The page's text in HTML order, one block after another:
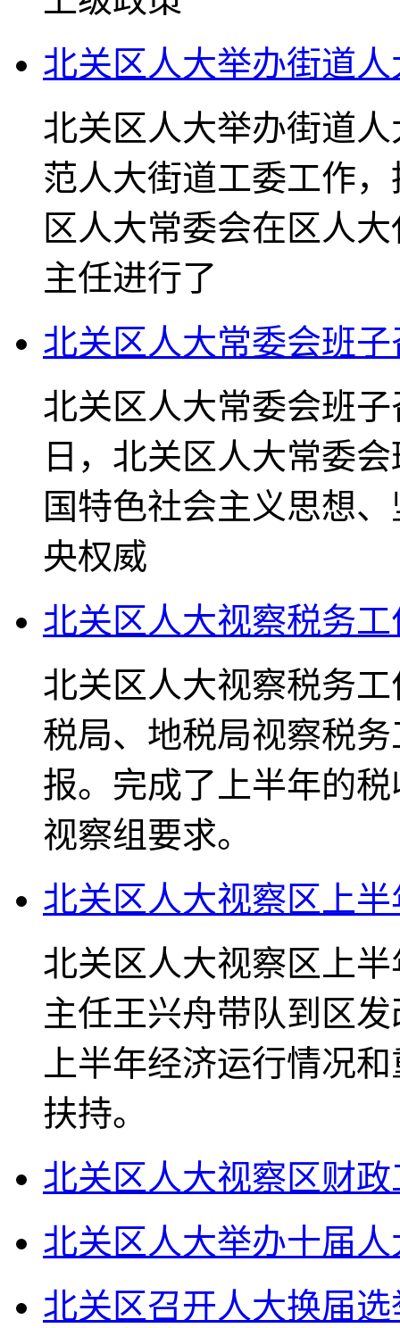
北关区人大举办街道
北关区人大举办街道
范人大街道工委工作
区人大常委会在区人
主任进行了
北关区人大常委会班
北关区人大常委会班
日，北关区人大常委
国特色社会主义思想
央权威
北关区人大视察税务工
北关区人大视察税务
税局、地税局视察税
报。完成了上半年的
视察组要求。
北关区人大视察区上
北关区人大视察区上
主任王兴舟带队到区
上半年经济运行情况
扶持。
北关区人大视察区财政
北关区人大举办十届
北关区召开人大换届